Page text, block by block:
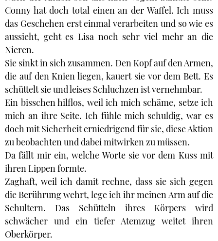
Conny hat doch total einen an der Waffel. Ich muss
das Geschehen erst einmal verarbeiten und so wie es
aussieht, geht es Lisa noch sehr viel mehr an die
Nieren.
Sie sinkt in sich zusammen. Den Kopf auf den Armen,
die auf den Knien liegen, kauert sie vor dem Bett. Es
schüttelt sie und leises Schluchzen ist vernehmbar.
Ein bisschen hilflos, weil ich mich schäme, setze ich
mich an ihre Seite. Ich fühle mich schuldig, war es
doch mit Sicherheit erniedrigend für sie, diese Aktion
zu beobachten und dabei mitwirken zu müssen.
Da fällt mir ein, welche Worte sie vor dem Kuss mit
ihren Lippen formte.
Zaghaft, weil ich damit rechne, dass sie sich gegen
die Berührung wehrt, lege ich ihr meinen Arm auf die
Schultern. Das Schütteln ihres Körpers wird
schwächer und ein tiefer Atemzug weitet ihren
Oberkörper.